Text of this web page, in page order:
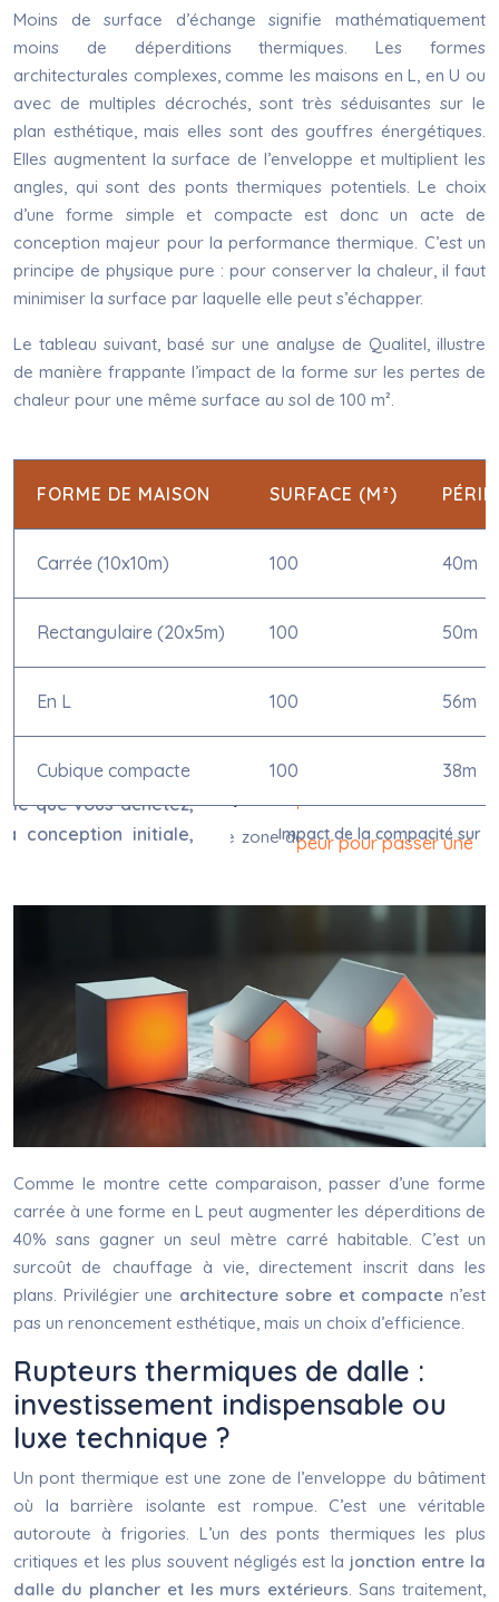
Moins de surface d’échange signifie mathématiquement
moins de déperditions thermiques. Les formes
architecturales complexes, comme les maisons en L, en U ou
avec de multiples décrochés, sont très séduisantes sur le
plan esthétique, mais elles sont des gouffres énergétiques.
Elles augmentent la surface de l’enveloppe et multiplient les
angles, qui sont des ponts thermiques potentiels. Le choix
d’une forme simple et compacte est donc un acte de
conception majeur pour la performance thermique. C’est un
principe de physique pure : pour conserver la chaleur, il faut
minimiser la surface par laquelle elle peut s’échapper.
Le tableau suivant, basé sur une analyse de Qualitel, illustre
de manière frappante l’impact de la forme sur les pertes de
chaleur pour une même surface au sol de 100 m².
Impact de la compacité sur
FORME DE MAISON SURFACE (M²)
Carrée (10x10m) 100 40m
Rectangulaire (20x5m) 100 50m
En L 100 56m
Cubique compacte 100 38m
Comme le montre cette comparaison, passer d’une forme
carrée à une forme en L peut augmenter les déperditions de
40% sans gagner un seul mètre carré habitable. C’est un
surcoût de chauffage à vie, directement inscrit dans les
plans. Privilégier une architecture sobre et compacte n’est
pas un renoncement esthétique, mais un choix d’efficience.
Rupteurs thermiques de dalle :
investissement indispensable ou
luxe technique ?
Un pont thermique est une zone de l’enveloppe du bâtiment
où la barrière isolante est rompue. C’est une véritable
autoroute à frigories. L’un des ponts thermiques les plus
critiques et les plus souvent négligés est la jonction entre la
dalle du plancher et les murs extérieurs. Sans traitement,